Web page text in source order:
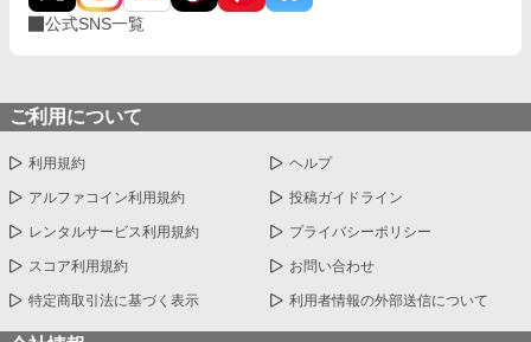
公式SNS一覧
ご利用について
利用規約 ヘルプ
アルファコイン利用規約 投稿ガイドライン
レンタルサービス利用規約 プライバシーポリシー
スコア利用規約 お問い合わせ
特定商取引法に基づく表示 利用者情報の外部送信について